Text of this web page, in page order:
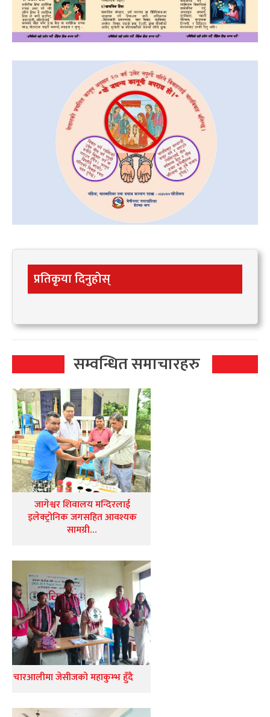
प्रतिकृया दिनुहोस्
सम्वन्धित समाचारहरु
जागेश्वर शिवालय मन्दिरलाई
इलेक्ट्रोनिक जगसहित आवश्यक
सामग्री…
चारआलीमा जेसीजको महाकुम्भ हुँदै